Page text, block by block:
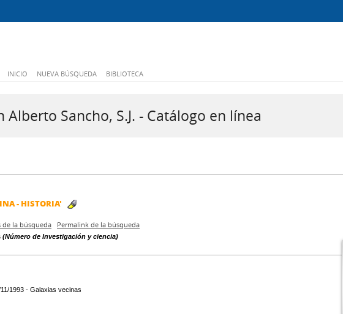
INICIO NUEVA BÚSQUEDA BIBLIOTECA
Alberto Sancho, S.J. - Catálogo en línea
- HISTORIA'
de la búsqueda Permalink de la búsqueda
(Número de Investigación y ciencia)
1993 - Galaxias vecinas